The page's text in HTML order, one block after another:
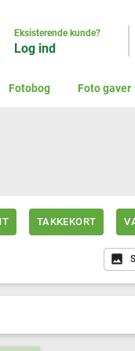
Eksisterende kunde?
Log ind
Fotobog Foto gaver
TAKKEKORT